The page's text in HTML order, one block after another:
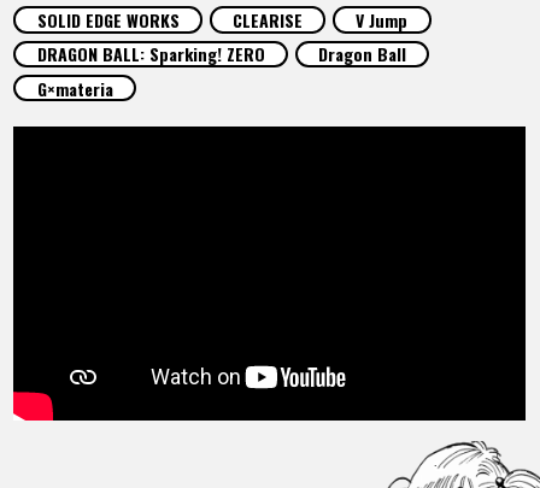
ACERCA DE
LANGUAGE
SOLID EDGE WORKS
CLEARISE
V Jump
DRAGON BALL: Sparking! ZERO
Dragon Ball
G×materia